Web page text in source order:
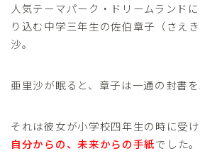
人気テーマパーク・ドリームランド
り込む中学三年生の佐伯章子（さえ
沙。
亜里沙が眠ると、章子は一通の封書を
それは彼女が小学校四年生の時に受け
自分からの、未来からの手紙でした。